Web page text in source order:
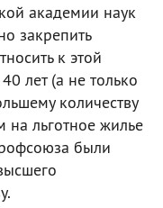
академии наук
закрепить
к этой
лет (а не только
количеству
на льготное жилье
были